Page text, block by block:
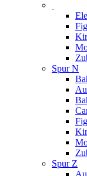
Spur N
Spur Z